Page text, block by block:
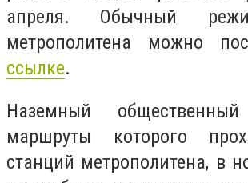
апреля. Обычный
метрополитена можно
ссылке.
Наземный общественный
маршруты которого
станций метрополитена, в